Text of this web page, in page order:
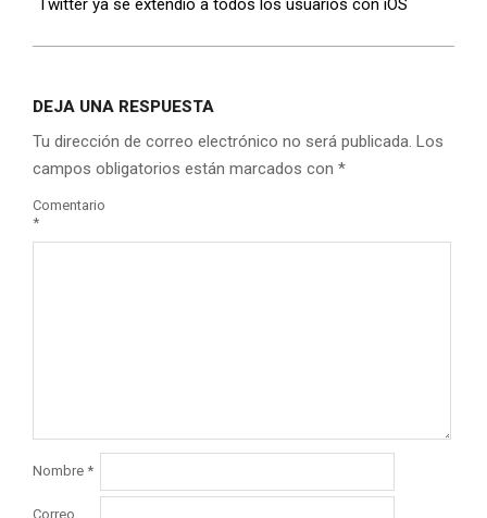
Twitter ya se extendió a todos los usuarios con iOS
DEJA UNA RESPUESTA
Tu dirección de correo electrónico no será publicada. Los
campos obligatorios están marcados con *
Comentario
*
Nombre *
Correo